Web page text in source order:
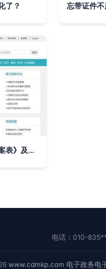
了？
如何申请《教育部学历证书电子注册备案表》及使用电子认证服务
电话：010-
www.cdmkp.com 电子政务电